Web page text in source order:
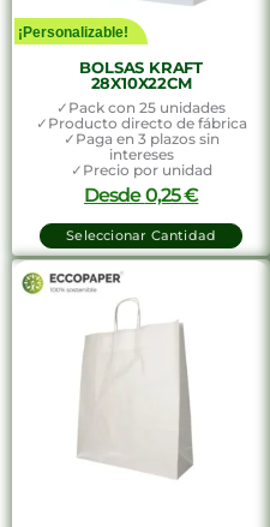
¡Personalizable!
BOLSAS KRAFT
28X10X22CM
✓Pack con 25 unidades
✓Producto directo de fábrica
✓Paga en 3 plazos sin
intereses
✓Precio por unidad
Desde0,25€
Seleccionar Cantidad